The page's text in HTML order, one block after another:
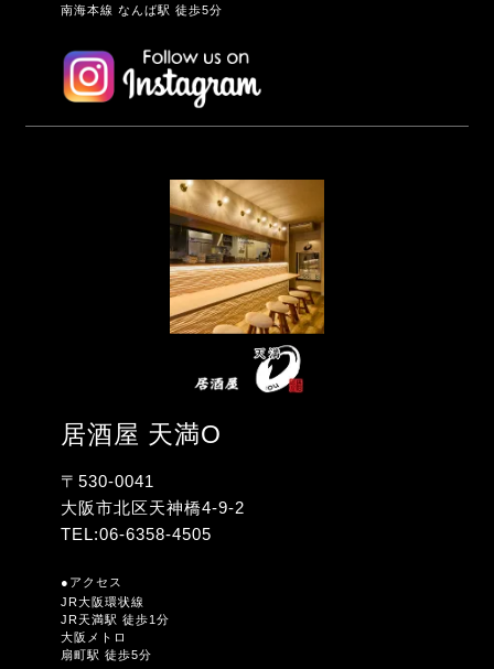
南海本線 なんば駅 徒歩5分
居酒屋 天満O
〒530-0041
大阪市北区天神橋4-9-2
TEL:06-6358-4505
●アクセス
JR大阪環状線
JR天満駅 徒歩1分
大阪メトロ
扇町駅 徒歩5分